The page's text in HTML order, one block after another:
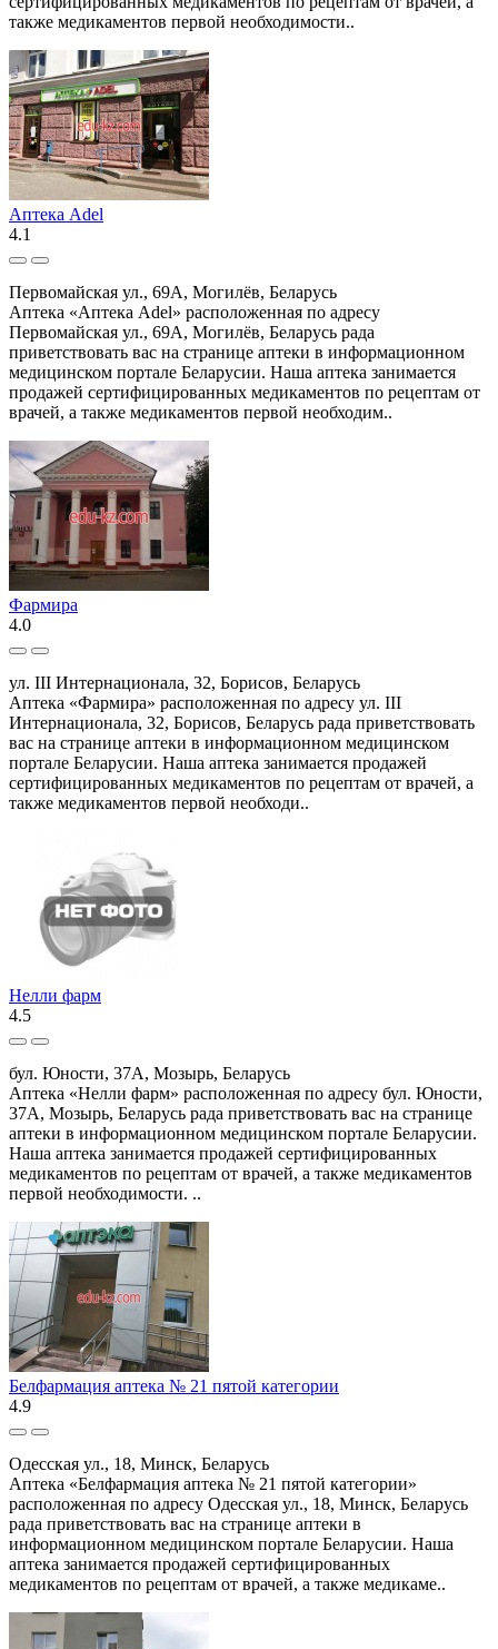
также медикаментов первой необходимости..
Аптека Adel
4.1
Первомайская ул., 69А, Могилёв, Беларусь
Аптека «Аптека Adel» расположенная по адресу
Первомайская ул., 69А, Могилёв, Беларусь рада
приветствовать вас на странице аптеки в информационном
медицинском портале Беларусии. Наша аптека занимается
продажей сертифицированных медикаментов по рецептам от
врачей, а также медикаментов первой необходим..
Фармира
4.0
ул. III Интернационала, 32, Борисов, Беларусь
Аптека «Фармира» расположенная по адресу ул. III
Интернационала, 32, Борисов, Беларусь рада приветствовать
вас на странице аптеки в информационном медицинском
портале Беларусии. Наша аптека занимается продажей
сертифицированных медикаментов по рецептам от врачей, а
также медикаментов первой необходи..
Нелли фарм
4.5
бул. Юности, 37А, Мозырь, Беларусь
Аптека «Нелли фарм» расположенная по адресу бул. Юности,
37А, Мозырь, Беларусь рада приветствовать вас на странице
аптеки в информационном медицинском портале Беларусии.
Наша аптека занимается продажей сертифицированных
медикаментов по рецептам от врачей, а также медикаментов
первой необходимости. ..
Белфармация аптека № 21 пятой категории
4.9
Одесская ул., 18, Минск, Беларусь
Аптека «Белфармация аптека № 21 пятой категории»
расположенная по адресу Одесская ул., 18, Минск, Беларусь
рада приветствовать вас на странице аптеки в
информационном медицинском портале Беларусии. Наша
аптека занимается продажей сертифицированных
медикаментов по рецептам от врачей, а также медикаме..